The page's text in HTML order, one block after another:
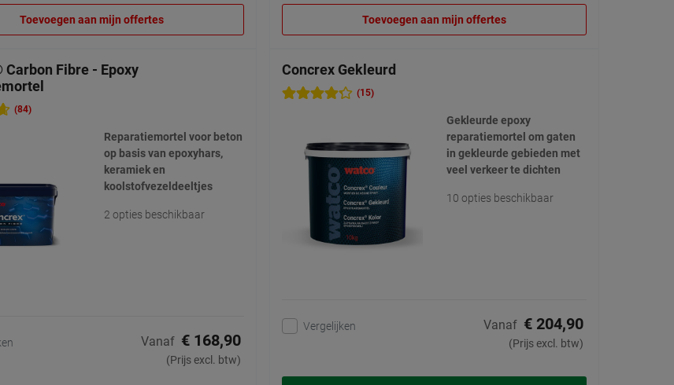
Toevoegen aan mijn offertes Toevoegen aan mijn offertes
Fibre - Epoxy
(84)
Reparatiemortel voor beton
op basis van epoxyhars,
keramiek en
koolstofvezeldeeltjes
2 opties beschikbaar
Vanaf € 168,90
(Prijs excl. btw)
Concrex Gekleurd
(15)
Gekleurde epoxy
reparatiemortel om gaten
in gekleurde gebieden met
veel verkeer te dichten
10 opties beschikbaar
Vergelijken Vanaf € 204,90
(Prijs excl. btw)